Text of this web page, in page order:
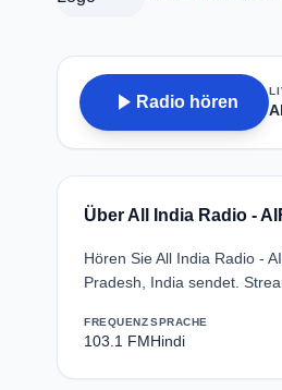
play_arrow Radio hören
Über All India Radio -
Hören Sie All India Radio -
Pradesh, India sendet.
FREQUENZ
103.1 FM
SPRACHE
Hindi